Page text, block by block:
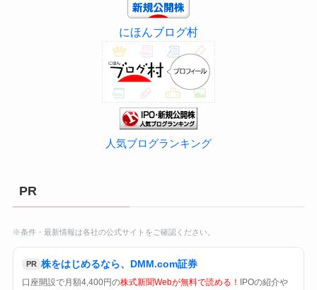
にほんブログ村
人気ブログランキング
PR
※条件・最新情報は各社の公式サイトをご確認ください。
PR 株をはじめるなら、DMM.com証券
口座開設で月額4,400円の株式新聞Webが無料で読める！
IPOの紹介や